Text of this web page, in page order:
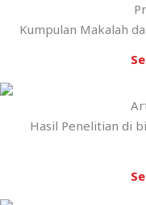
Kumpulan Makalah
Hasil Penelitian di